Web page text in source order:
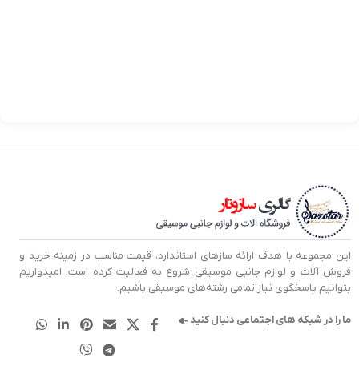
این مجموعه با هدف ارائه سازهای استاندارد، قیمت مناسب در زمینه خرید و
فروش آلات و لوازم جانبی موسیقی شروع به فعالیت کرده است. امیدواریم
بتوانیم پاسخگوی نیاز تمامی رشته‌های موسیقی باشیم.
ما را در شبکه های اجتماعی دنبال کنید